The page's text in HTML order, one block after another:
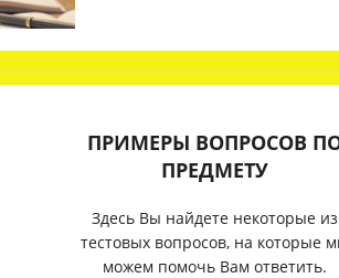
ПРИМЕРЫ ВОПРОСОВ
ПРЕДМЕТУ
Здесь Вы найдете некоторые из
тестовых вопросов, на которые
можем помочь Вам ответить.